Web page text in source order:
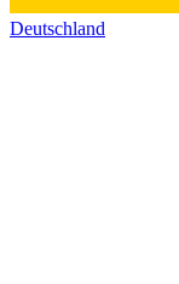
Deutschland